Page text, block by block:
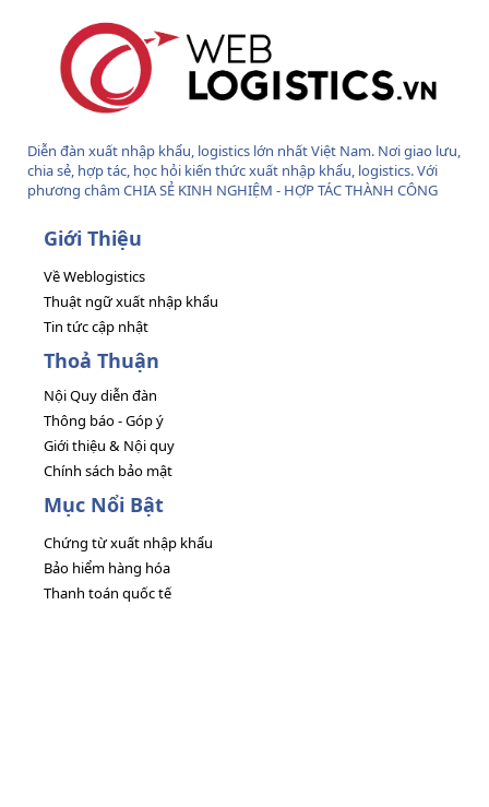
Diễn đàn xuất nhập khẩu, logistics lớn nhất Việt Nam. Nơi giao lưu,
chia sẻ, hợp tác, học hỏi kiến thức xuất nhập khẩu, logistics. Với
phương châm CHIA SẺ KINH NGHIỆM - HỢP TÁC THÀNH CÔNG
Giới Thiệu
Về Weblogistics
Thuật ngữ xuất nhập khẩu
Tin tức cập nhật
Thoả Thuận
Nội Quy diễn đàn
Thông báo - Góp ý
Giới thiệu & Nội quy
Chính sách bảo mật
Mục Nổi Bật
Chứng từ xuất nhập khẩu
Bảo hiểm hàng hóa
Thanh toán quốc tế